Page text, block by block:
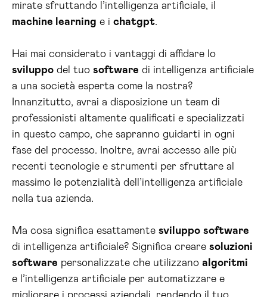
mirate sfruttando l’intelligenza artificiale, il
machine learning e i chatgpt.
Hai mai considerato i vantaggi di affidare lo
sviluppo del tuo software di intelligenza artificiale
a una società esperta come la nostra?
Innanzitutto, avrai a disposizione un team di
professionisti altamente qualificati e specializzati
in questo campo, che sapranno guidarti in ogni
fase del processo. Inoltre, avrai accesso alle più
recenti tecnologie e strumenti per sfruttare al
massimo le potenzialità dell’intelligenza artificiale
nella tua azienda.
Ma cosa significa esattamente sviluppo software
di intelligenza artificiale? Significa creare soluzioni
software personalizzate che utilizzano algoritmi
e l’intelligenza artificiale per automatizzare e